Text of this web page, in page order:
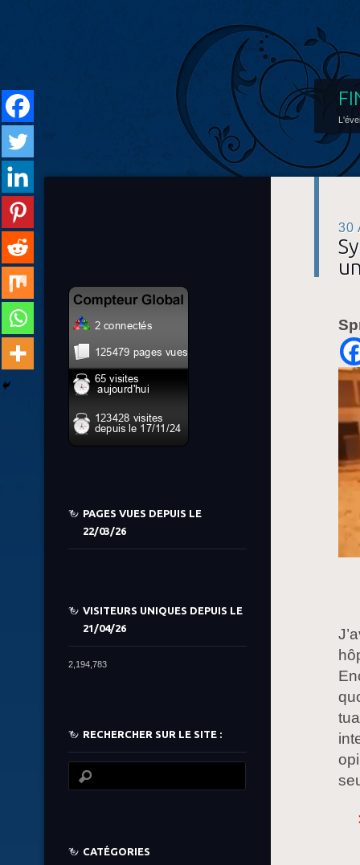
30
E
PAGES VUES DEPUIS LE
22/03/26
VISITEURS UNIQUES DEPUIS LE
21/04/26
2,194,783
RECHERCHER SUR LE SITE :
CATÉGORIES